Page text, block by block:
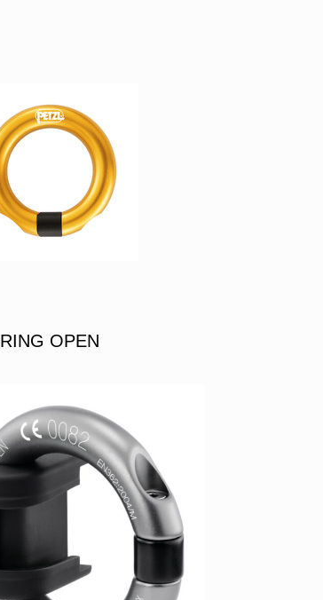
RING OPEN